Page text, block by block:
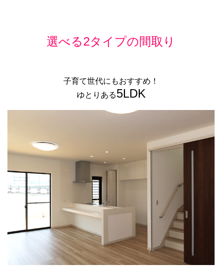
選べる2タイプの間取り
子育て世代にもおすすめ！
ゆとりある5LDK